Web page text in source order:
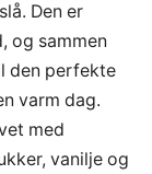
Den er
og sammen
den perfekte
varm dag.
med
vanilje og